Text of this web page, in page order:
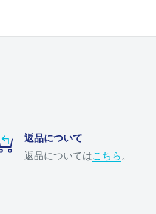
返品について
返品については こちら